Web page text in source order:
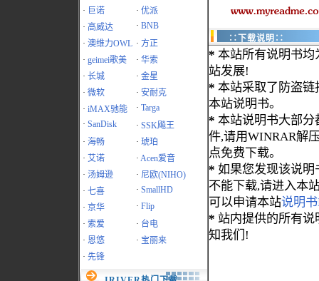
· 巨诺 · 优派
· 高威达 · BNB
· 澳维力OWL · 方正
· geimei歌美 · 华索
· 长城 · 金星
· 微软 · 安耐克
· iMAX驰能 · Targa
· SanDisk · SSK飚王
· 海畅 · 琥珀
· 艾诺 · Acen爱音
· 汤姆逊 · 尼欧(NIHO)
· 七喜 · SmallHD
· 京华 · Flip
· 索爱 · 台电
· 恩悠 · 宝丽来
· 先锋
∷下载说明∷
* 本站所有说明书均
站发展!
* 本站采取了防盗链
本站说明书。
* 本站说明书大部分
件,请用WINRAR解
点免费下载。
* 如果您发现该说明
不能下载,请进入本
可以申请本站说明
* 站内提供的所有
知我们!